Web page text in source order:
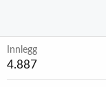
Innlegg
4.887